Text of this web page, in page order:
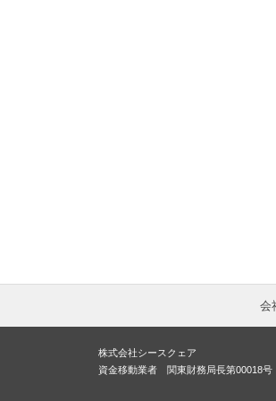
会
株式会社シースクェア
資金移動業者 関東財務局長第00018